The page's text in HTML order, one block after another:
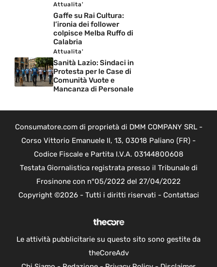
Attualita'
Gaffe su Rai Cultura:
l’ironia dei follower
colpisce Melba Ruffo di
Calabria
Attualita'
Sanità Lazio: Sindaci in
Protesta per le Case di
Comunità Vuote e
Mancanza di Personale
Consumatore.com di proprietà di DMM COMPANY SRL -
Corso Vittorio Emanuele II, 13, 03018 Paliano (FR) -
Codice Fiscale e Partita I.V.A. 03144800608
Testata Giornalistica registrata presso il Tribunale di
Frosinone con n°05/2022 del 27/04/2022
Copyright ©2026 - Tutti i diritti riservati - Contattaci
Le attività pubblicitarie su questo sito sono gestite da
theCoreAdv